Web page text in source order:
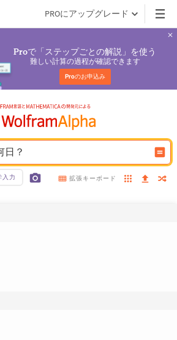
PROにアップグレード
Proで「ステップごとの解説」を使う
難しい計算の過程が確認できます
Proのお申込み
日？
入力 拡張キーボード